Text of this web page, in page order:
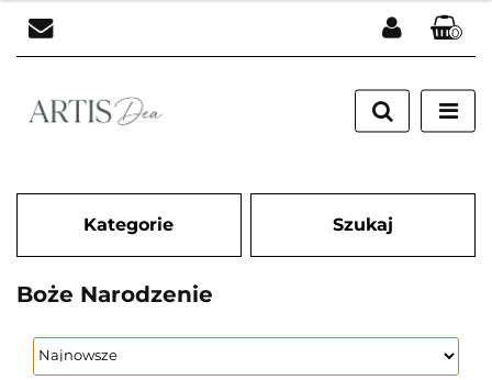
Zaloguj się
Zarejestruj się
0
Kategorie Szukaj
Boże Narodzenie